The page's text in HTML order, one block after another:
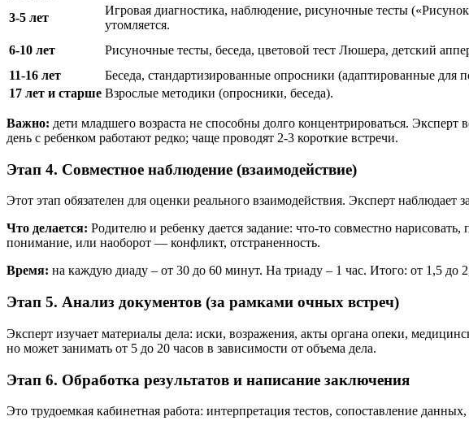
3-5 лет
Игровая диагностика, наблюдение, рисуночные тесты
утомляется.
6-10 лет Рисуночные тесты, беседа, цветовой тест Люшера, детский
11-16 лет
Беседа, стандартизированные опросники (адаптированные для
17 лет и старше Взрослые методики (опросники, беседа).
Важно: дети младшего возраста не способны долго концентрироваться. Эксперт
день с ребенком работают редко; чаще проводят 2-3 короткие встречи.
Этап 4. Совместное наблюдение (взаимодействие)
Этот этап обязателен для оценки реального взаимодействия. Эксперт
Что делается: Родителю и ребенку дается задание: что-то совместно
понимание, или наоборот — конфликт, отстраненность.
Время: на каждую диаду – от 30 до 60 минут. На триаду – 1 час. Итого: от 1,5 до
Этап 5. Анализ документов (за рамками очных встреч)
Эксперт изучает материалы дела: иски, возражения, акты органа опеки,
но может занимать от 5 до 20 часов в зависимости от объема дела.
Этап 6. Обработка результатов и написание заключения
Это трудоемкая кабинетная работа: интерпретация тестов, сопоставление